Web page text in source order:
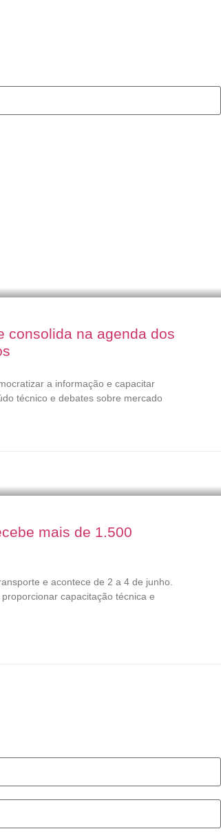
consolida na agenda dos
a informação e capacitar
técnico e debates sobre mercado
mais de 1.500
e acontece de 2 a 4 de junho.
capacitação técnica e